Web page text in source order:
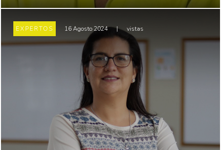
EXPERTOS 16 Agosto 2024 | vistas